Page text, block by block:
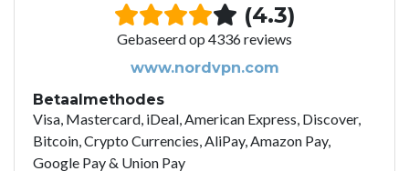
(4.3)
Gebaseerd op 4336 reviews
www.nordvpn.com
Betaalmethodes
Visa, Mastercard, iDeal, American Express, Discover,
Bitcoin, Crypto Currencies, AliPay, Amazon Pay,
Google Pay & Union Pay